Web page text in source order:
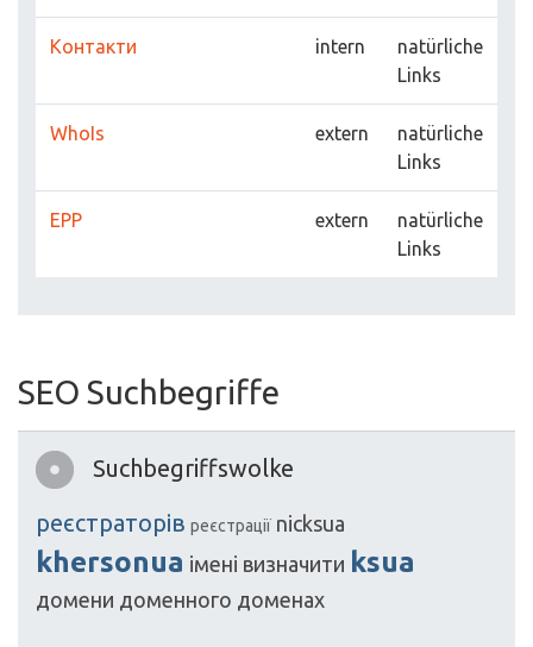
Контакти intern
natürliche
Links
WhoIs extern
natürliche
Links
EPP extern
natürliche
Links
SEO Suchbegriffe
Suchbegriffswolke
реєстраторів реєстрації nicksua
khersonua імені визначити ksua
домени доменного доменах